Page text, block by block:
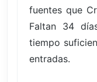
fuentes que
Faltan 34
tiempo
entradas.